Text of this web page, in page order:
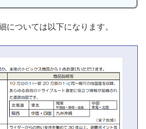
については以下になります。